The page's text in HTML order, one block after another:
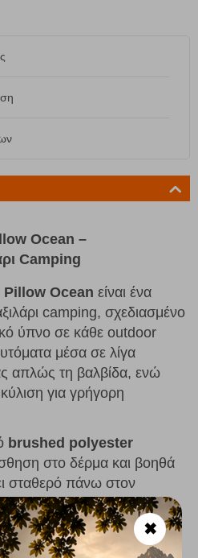
Ocean –
Camping
Ocean είναι ένα
camping, σχεδιασμένο
ύπνο σε κάθε outdoor
μέσα σε λίγα
απλώς τη βαλβίδα, ενώ
για γρήγορη
brushed polyester
στο δέρμα και βοηθά
σταθερό πάνω στον
ηopen-cell foamενίσχυση
καλύτερη στήριξη του
ώστε να απολαμβάνετε
✖